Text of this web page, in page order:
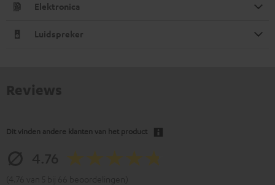
Elektronica
Luidspreker
Dit vinden andere klanten van het product